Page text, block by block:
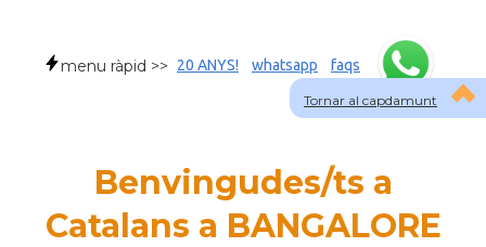
Tornar al capdamunt
menu ràpid >> 20 ANYS! whatsapp faqs
Benvingudes/ts a
Catalans a BANGALORE